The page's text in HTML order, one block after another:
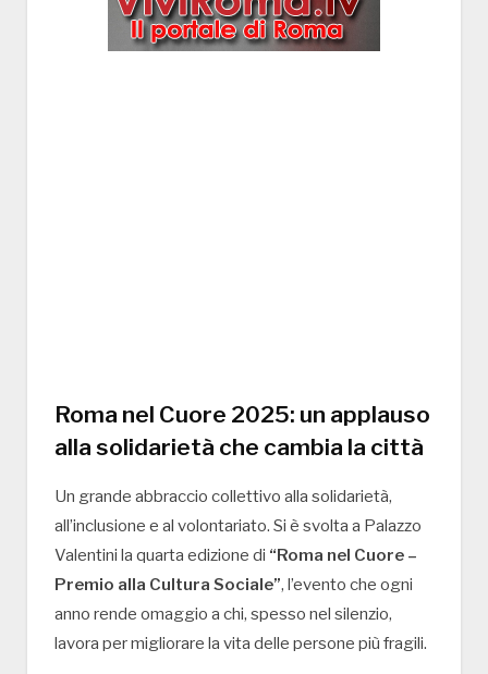
Roma nel Cuore 2025: un applauso
alla solidarietà che cambia la città
Un grande abbraccio collettivo alla solidarietà,
all’inclusione e al volontariato. Si è svolta a Palazzo
Valentini la quarta edizione di “Roma nel Cuore –
Premio alla Cultura Sociale”, l’evento che ogni
anno rende omaggio a chi, spesso nel silenzio,
lavora per migliorare la vita delle persone più fragili.